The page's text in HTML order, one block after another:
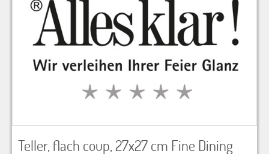
Teller, flach coup, 27x27 cm Fine Dining